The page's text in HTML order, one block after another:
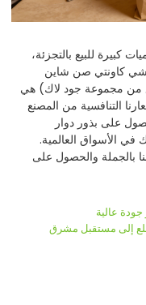
للبيع بالتجزئة،
ووشي كاونتي صن شاين
من مجموعة جود لاك) هي
التنافسية من المصنع
على بذور دوار
في الأسواق العالمية.
بالجملة والحصول على
جودة عالية
إلى مستقبل مشرق